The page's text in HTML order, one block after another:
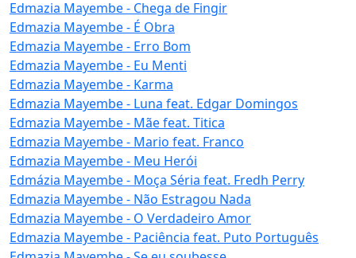
Edmazia Mayembe - Chega de Fingir
Edmazia Mayembe - É Obra
Edmazia Mayembe - Erro Bom
Edmazia Mayembe - Eu Menti
Edmazia Mayembe - Karma
Edmazia Mayembe - Luna feat. Edgar Domingos
Edmazia Mayembe - Mãe feat. Titica
Edmazia Mayembe - Mario feat. Franco
Edmazia Mayembe - Meu Herói
Edmázia Mayembe - Moça Séria feat. Fredh Perry
Edmazia Mayembe - Não Estragou Nada
Edmazia Mayembe - O Verdadeiro Amor
Edmazia Mayembe - Paciência feat. Puto Português